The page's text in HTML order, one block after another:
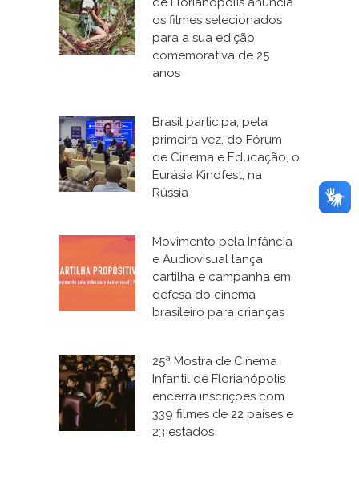
os filmes selecionados
para a sua edição
comemorativa de 25
anos
Brasil participa, pela
primeira vez, do Fórum
de Cinema e Educação, o
Eurásia Kinofest, na
Rússia
Movimento pela Infância
e Audiovisual lança
cartilha e campanha em
defesa do cinema
brasileiro para crianças
25ª Mostra de Cinema
Infantil de Florianópolis
encerra inscrições com
339 filmes de 22 países e
23 estados